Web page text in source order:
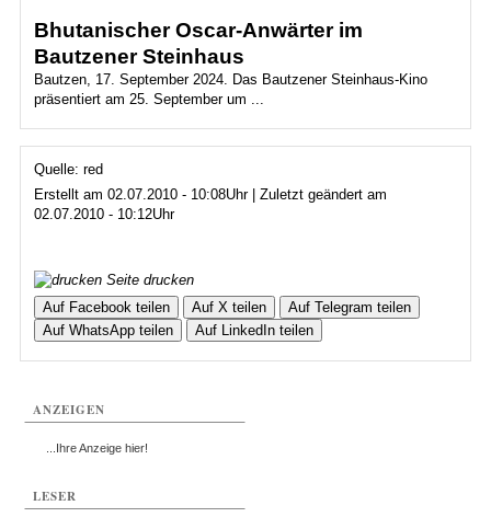
Bhutanischer Oscar-Anwärter im
Bautzener Steinhaus
Bautzen, 17. September 2024. Das Bautzener Steinhaus-Kino
präsentiert am 25. September um ...
Quelle: red
Erstellt am 02.07.2010 - 10:08Uhr | Zuletzt geändert am
02.07.2010 - 10:12Uhr
Seite drucken
Auf Facebook teilen
Auf X teilen
Auf Telegram teilen
Auf WhatsApp teilen
Auf LinkedIn teilen
ANZEIGEN
...Ihre Anzeige hier!
LESER